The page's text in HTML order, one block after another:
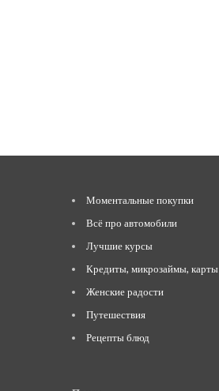
Моментальные покупки
Всё про автомобили
Лучшие курсы
Кредиты, микрозаймы, карты
Женские радости
Путешествия
Рецепты блюд